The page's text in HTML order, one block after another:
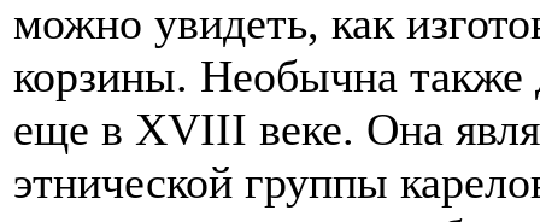
можно увидеть, как
корзины. Необычна также
еще в XVIII веке. Она
этнической группы